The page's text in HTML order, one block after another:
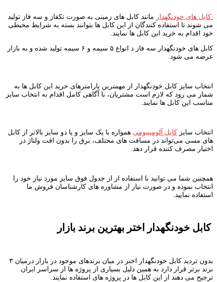
کابل های خودنگهدار مانند کابل های زمینی به صورت تکفاز و سه فاز تولید
می شوند تا استفاده کنندگان از این کابل ها بتوانند بسته به شرایط محیطی
خود اقدام به خرید این کابل ها نمایند.
کابل های خودنگهدار سه فاز د انواع ۵ سیمه و ۶ سیمه تولید شده و به بازار
عرضه می شود.
انتخاب سایز کابل خودنگهدار از مهمترین پارامترهای خرید این کابل ها به
شمار می رود که لازم است مشتریان، با آگاهی کامل اقدام به انتخاب سایز
مناسب این کابل ها نمایند.
انتخاب سایز کابل آلومینیومی همواره با یک سایز و یا دو سایز بالاتر از کابل
های مسی می‌تواند در مسافت های مختلف، برق را بدون افت ولتاژ در
اختیار مصرف کننده قرار دهد.
همچنین شما می توانید با استفاده از از جدول فوق سایز مورد نیاز خود را
انتخاب نموده و در صورت نیاز از مشاوره های کارشناسان فروش ما
استفاده نمایید.
کابل خودنگهدار اختر بهترین برند بازار
بدون تردید کابل خودنگهدار اختر در میان برندهای موجود در بازار درمیان ۳
برند برتر قرار دارد به همین دلیل بسیاری از پروژه ها از سراسر ایران
ترجیح می دهند از این کابل ها در پروژه های استفاده نمایند.